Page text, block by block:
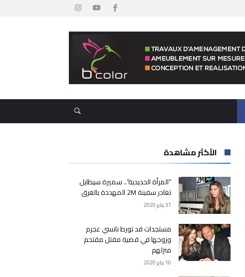
الأكثر مشاهدة
“المرأة الحديدية”.. سميرة سيطايل
تغادر سفينة 2M المهددة بالغرق
31 يناير 2020
مستجدات قد تورط نانسي عجرم
وزوجها في قضية مقتل مقتحم
منزلهم
10 يناير 2020